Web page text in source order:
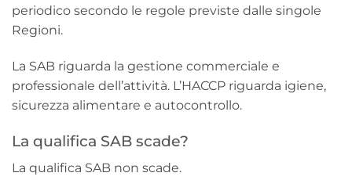
periodico secondo le regole previste dalle singole
Regioni.
La SAB riguarda la gestione commerciale e
professionale dell’attività. L’HACCP riguarda igiene,
sicurezza alimentare e autocontrollo.
La qualifica SAB scade?
La qualifica SAB non scade.